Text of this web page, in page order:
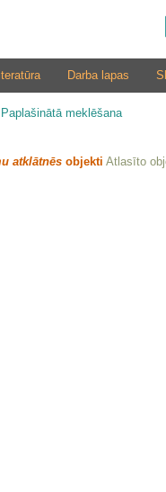
Darba lapas
Paplašinātā meklēšana
atklātnēsobjekti Atlasīto